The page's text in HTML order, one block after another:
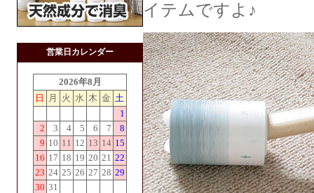
営業日カレンダー
2026年8月
日
月 火 水 木 金 土
1
2
3 4 5 6 7
8
9 10 11 12 13 14 15
16 17 18 19 20 21 22
23 24 25 26 27 28 29
30 31
イテムですよ♪